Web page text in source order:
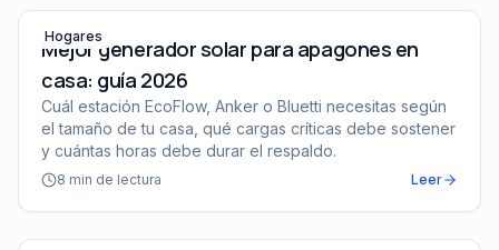
Mejor generador solar para apagones en casa: guía
Hogares
Mejor generador solar para apagones en
casa: guía 2026
Cuál estación EcoFlow, Anker o Bluetti necesitas según
el tamaño de tu casa, qué cargas críticas debe sostener
y cuántas horas debe durar el respaldo.
8 min de lectura Leer